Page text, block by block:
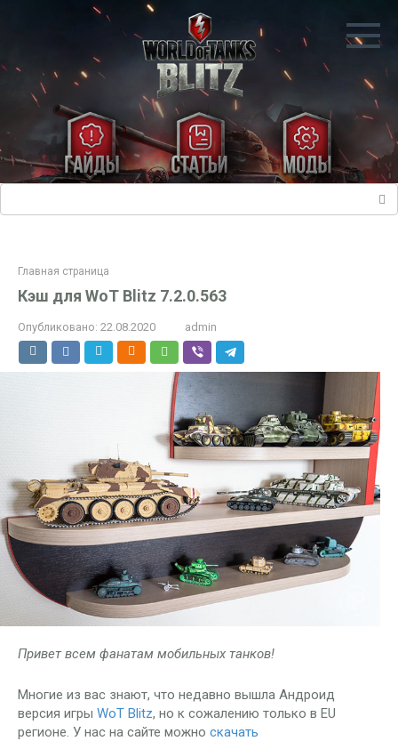
Главная страница
Кэш для WoT Blitz 7.2.0.563
Опубликовано: 22.08.2020 admin
Привет всем фанатам мобильных танков!
Многие из вас знают, что недавно вышла Андроид
версия игры WoT Blitz, но к сожалению только в EU
регионе. У нас на сайте можно скачать